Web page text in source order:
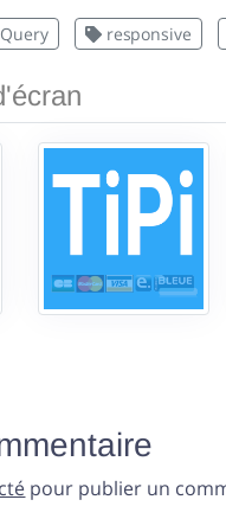
responsive
pour publier un